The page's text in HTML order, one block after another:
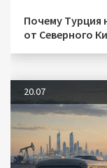
Почему Турция
от Северного
20.07